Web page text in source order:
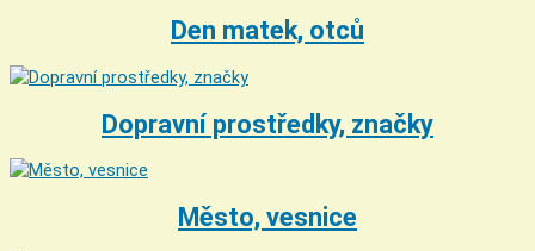
Den matek, otců
Dopravní prostředky, značky
Město, vesnice